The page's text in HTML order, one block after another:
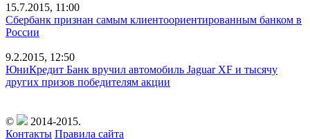
15.7.2015, 11:00
Сбербанк признан самым клиентоориентированным банком в
России
9.2.2015, 12:50
ЮниКредит Банк вручил автомобиль Jaguar XF и тысячу
других призов победителям акции
©
2014-2015.
Контакты Правила сайта